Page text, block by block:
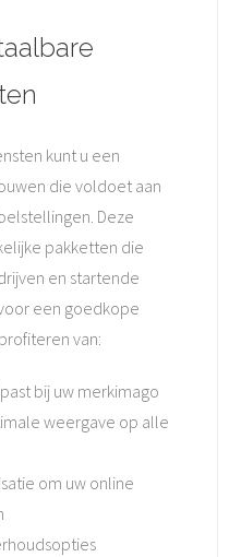
kunt u een
die voldoet aan
Deze
pakketten die
en startende
een goedkope
van:
bij uw merkimago
weergave op alle
om uw online